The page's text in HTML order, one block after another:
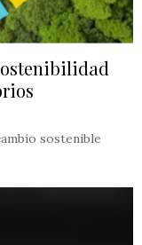
sostenible